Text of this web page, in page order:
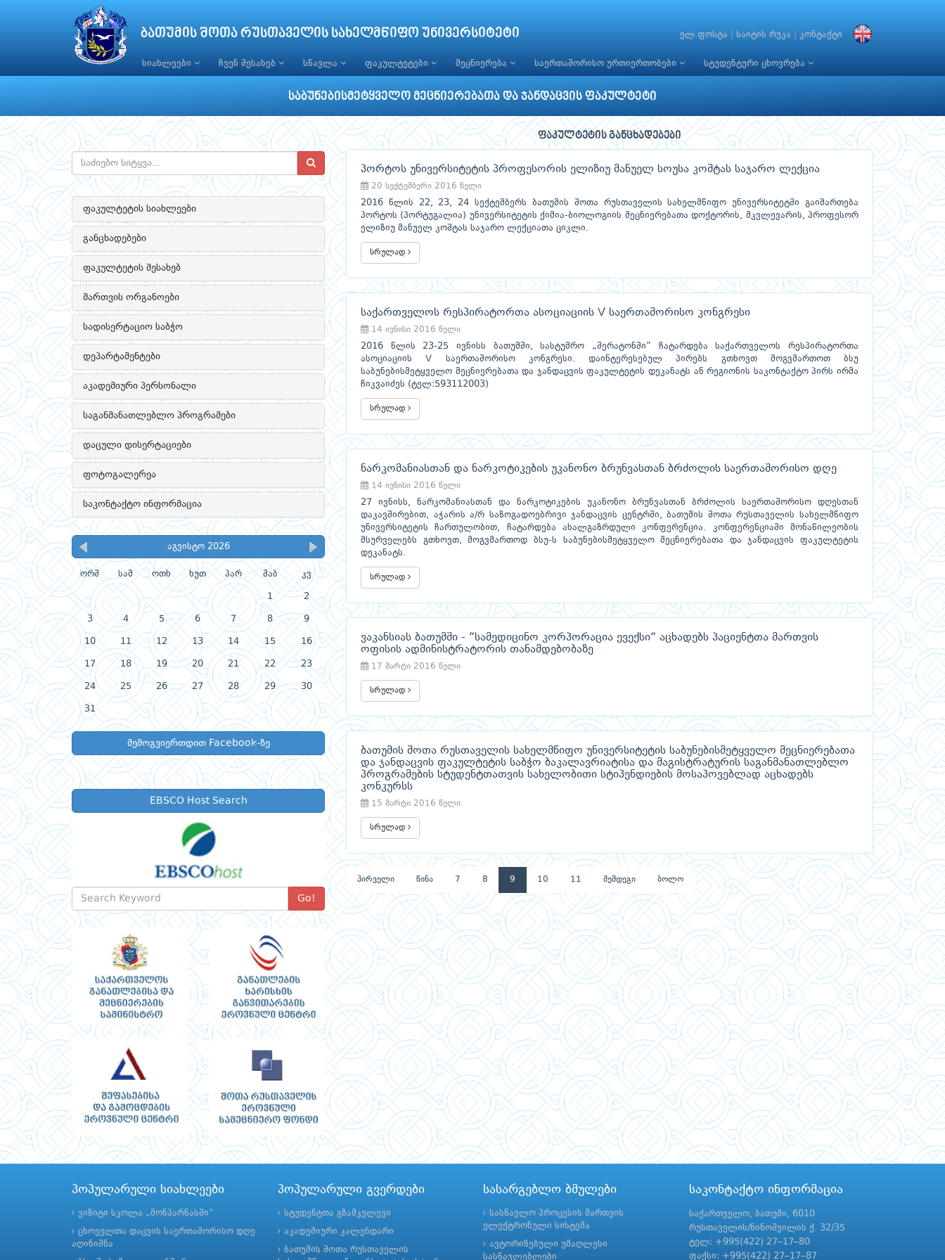
ბათუმის შოთა რუსთაველის სახელმწიფო უნივერსიტეტი ელ.ფოსტა საიტის რუკა კონტაქტი
სიახლეები ჩვენ შესახებ სწავლა ფაკულტეტები მეცნიერება საერთაშორისო ურთიერთობები სტუდენტური ცხოვრება
საბუნებისმეტყველო მეცნიერებათა და ჯანდაცვის ფაკულტეტი
ფაკულტეტის სიახლეები
განცხადებები
ფაკულტეტის შესახებ
მართვის ორგანოები
სადისერტაციო საბჭო
დეპარტამენტები
აკადემიური პერსონალი
საგანმანათლებლო პროგრამები
დაცული დისერტაციები
ფოტოგალერეა
საკონტაქტო ინფორმაცია
აგვისტო 2026
ორშ სამ ოთხ ხუთ პარ შაბ კვ
1 2
3 4 5 6 7 8 9
10 11 12 13 14 15 16
17 18 19 20 21 22 23
24 25 26 27 28 29 30
31
შემოგვიერთდით Facebook-ზე
EBSCO Host Search
Go!
ფაკულტეტის განცხადებები
პორტოს უნივერსიტეტის პროფესორის ელიზიუ მანუელ სოუსა კოშტას საჯარო ლექცია
20 სექტემბერი 2016 წელი
2016 წლის 22, 23, 24 სექტემბერს ბათუმის შოთა რუსთაველის სახელმწიფო უნივერსიტეტში გაიმართება
პორტოს (პორტუგალია) უნივერსიტეტის ქიმია-ბიოლოგიის მეცნიერებათა დოქტორის, მკვლევარის, პროფესორ
ელიზიუ მანუელ კოშტას საჯარო ლექციათა ციკლი.
სრულად
საქართველოს რესპირატორთა ასოციაციის V საერთაშორისო კონგრესი
14 ივნისი 2016 წელი
2016 წლის 23-25 ივნისს ბათუმში, სასტუმრო „შერატონში” ჩატარდება საქართველოს რესპირატორთა
ასოციაციის V საერთაშორისო კონგრესი. დაინტერესებულ პირებს გთხოვთ მოგვმართოთ ბსუ
საბუნებისმეტყველო მეცნიერებათა და ჯანდაცვის ფაკულტეტის დეკანატს ან რეგიონის საკონტაქტო პირს ირმა
ჩიკვაიძეს (ტელ:593112003)
სრულად
ნარკომანიასთან და ნარკოტიკების უკანონო ბრუნვასთან ბრძოლის საერთაშორისო დღე
14 ივნისი 2016 წელი
27 ივნისს, ნარკომანიასთან და ნარკოტიკების უკანონო ბრუნვასთან ბრძოლის საერთაშორისო დღესთან
დაკავშირებით, აჭარის ა/რ საზოგადოებრივი ჯანდაცვის ცენტრში, ბათუმის შოთა რუსთაველის სახელმწიფო
უნივერსიტეტის ჩართულობით, ჩატარდება ახალგაზრდული კონფერენცია. კონფერენციაში მონაწილეობის
მსურველებს გთხოვთ, მოგვმართოდ ბსუ-ს საბუნებისმეტყველო მეცნიერებათა და ჯანდაცვის ფაკულტეტის
დეკანატს.
სრულად
ვაკანსიას ბათუმში - “სამედიცინო კორპორაცია ევექსი“ აცხადებს პაციენტთა მართვის
ოფისის ადმინისტრატორის თანამდებობაზე
17 მარტი 2016 წელი
სრულად
ბათუმის შოთა რუსთაველის სახელმწიფო უნივერსიტეტის საბუნებისმეტყველო მეცნიერებათა
და ჯანდაცვის ფაკულტეტის საბჭო ბაკალავრიატისა და მაგისტრატურის საგანმანათლებლო
პროგრამების სტუდენტთათვის სახელობითი სტიპენდიების მოსაპოვებლად აცხადებს
კონკურსს
15 მარტი 2016 წელი
სრულად
პირველი წინა 7 8 9 10 11 შემდეგი ბოლო
პოპულარული სიახლეები
ვიზიტი სკოლა „მონპარნასში“
ცხოველთა დაცვის საერთაშორისო დღე
აღინიშნა
პოპულარული გვერდები
სტუდენტთა გზამკვლევი
აკადემიური კალენდარი
ბათუმის შოთა რუსთაველის
სასარგებლო ბმულები
სასწავლო პროცესის მართვის
ელექტრონული სისტემა
ავტორიზებული უმაღლესი
სასწავლებლები
საკონტაქტო ინფორმაცია
საქართველო, ბათუმი, 6010
რუსთაველის/ნინოშვილის ქ. 32/35
ტელ: +995(422) 27–17–80
ფაქსი: +995(422) 27–17–87